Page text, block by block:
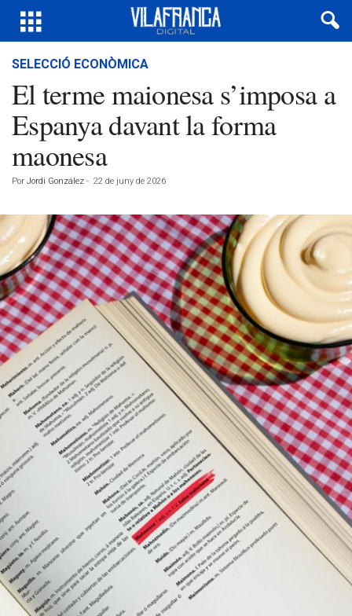
SELECCIÓ ECONÒMICA
El terme maionesa s’imposa a
Espanya davant la forma
maonesa
Por Jordi González - 22 de juny de 2026